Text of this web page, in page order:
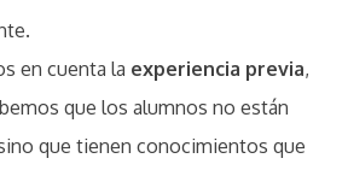
en cuenta la experiencia previa,
que los alumnos no están
que tienen conocimientos que